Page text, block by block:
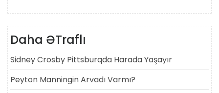
Daha ƏTraflı
Sidney Crosby Pittsburqda Harada Yaşayır
Peyton Manningin Arvadı Varmı?